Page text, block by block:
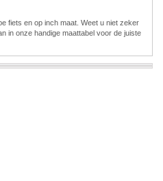
fiets en op inch maat. Weet u niet zeker
in onze handige maattabel voor de juiste